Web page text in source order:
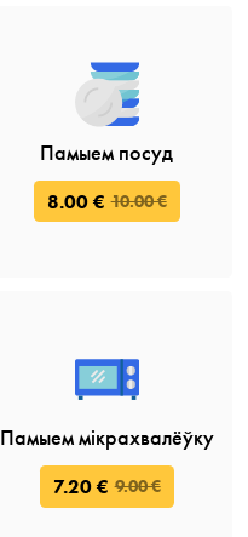
Памыем посуд
8.00 € 10.00 €
Памыем мікрахвалёўку
7.20 € 9.00 €